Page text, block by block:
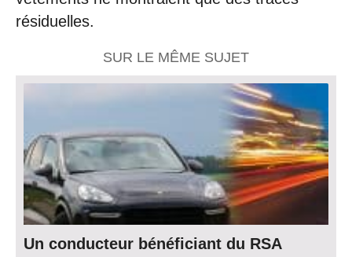
résiduelles.
SUR LE MÊME SUJET
Un conducteur bénéficiant du RSA